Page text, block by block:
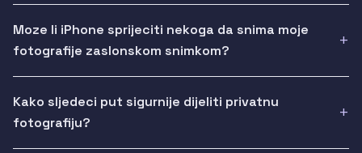
Moze li iPhone sprijeciti nekoga da snima moje
fotografije zaslonskom snimkom?
Kako sljedeci put sigurnije dijeliti privatnu
fotografiju?